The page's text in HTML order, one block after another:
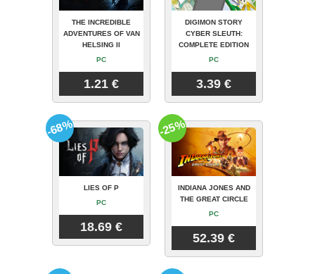
THE INCREDIBLE
ADVENTURES OF VAN
HELSING II
PC
1.21 €
DIGIMON STORY
CYBER SLEUTH:
COMPLETE EDITION
PC
3.39 €
LIES OF P
PC
18.69 €
-68%
INDIANA JONES AND
THE GREAT CIRCLE
PC
52.39 €
-25%